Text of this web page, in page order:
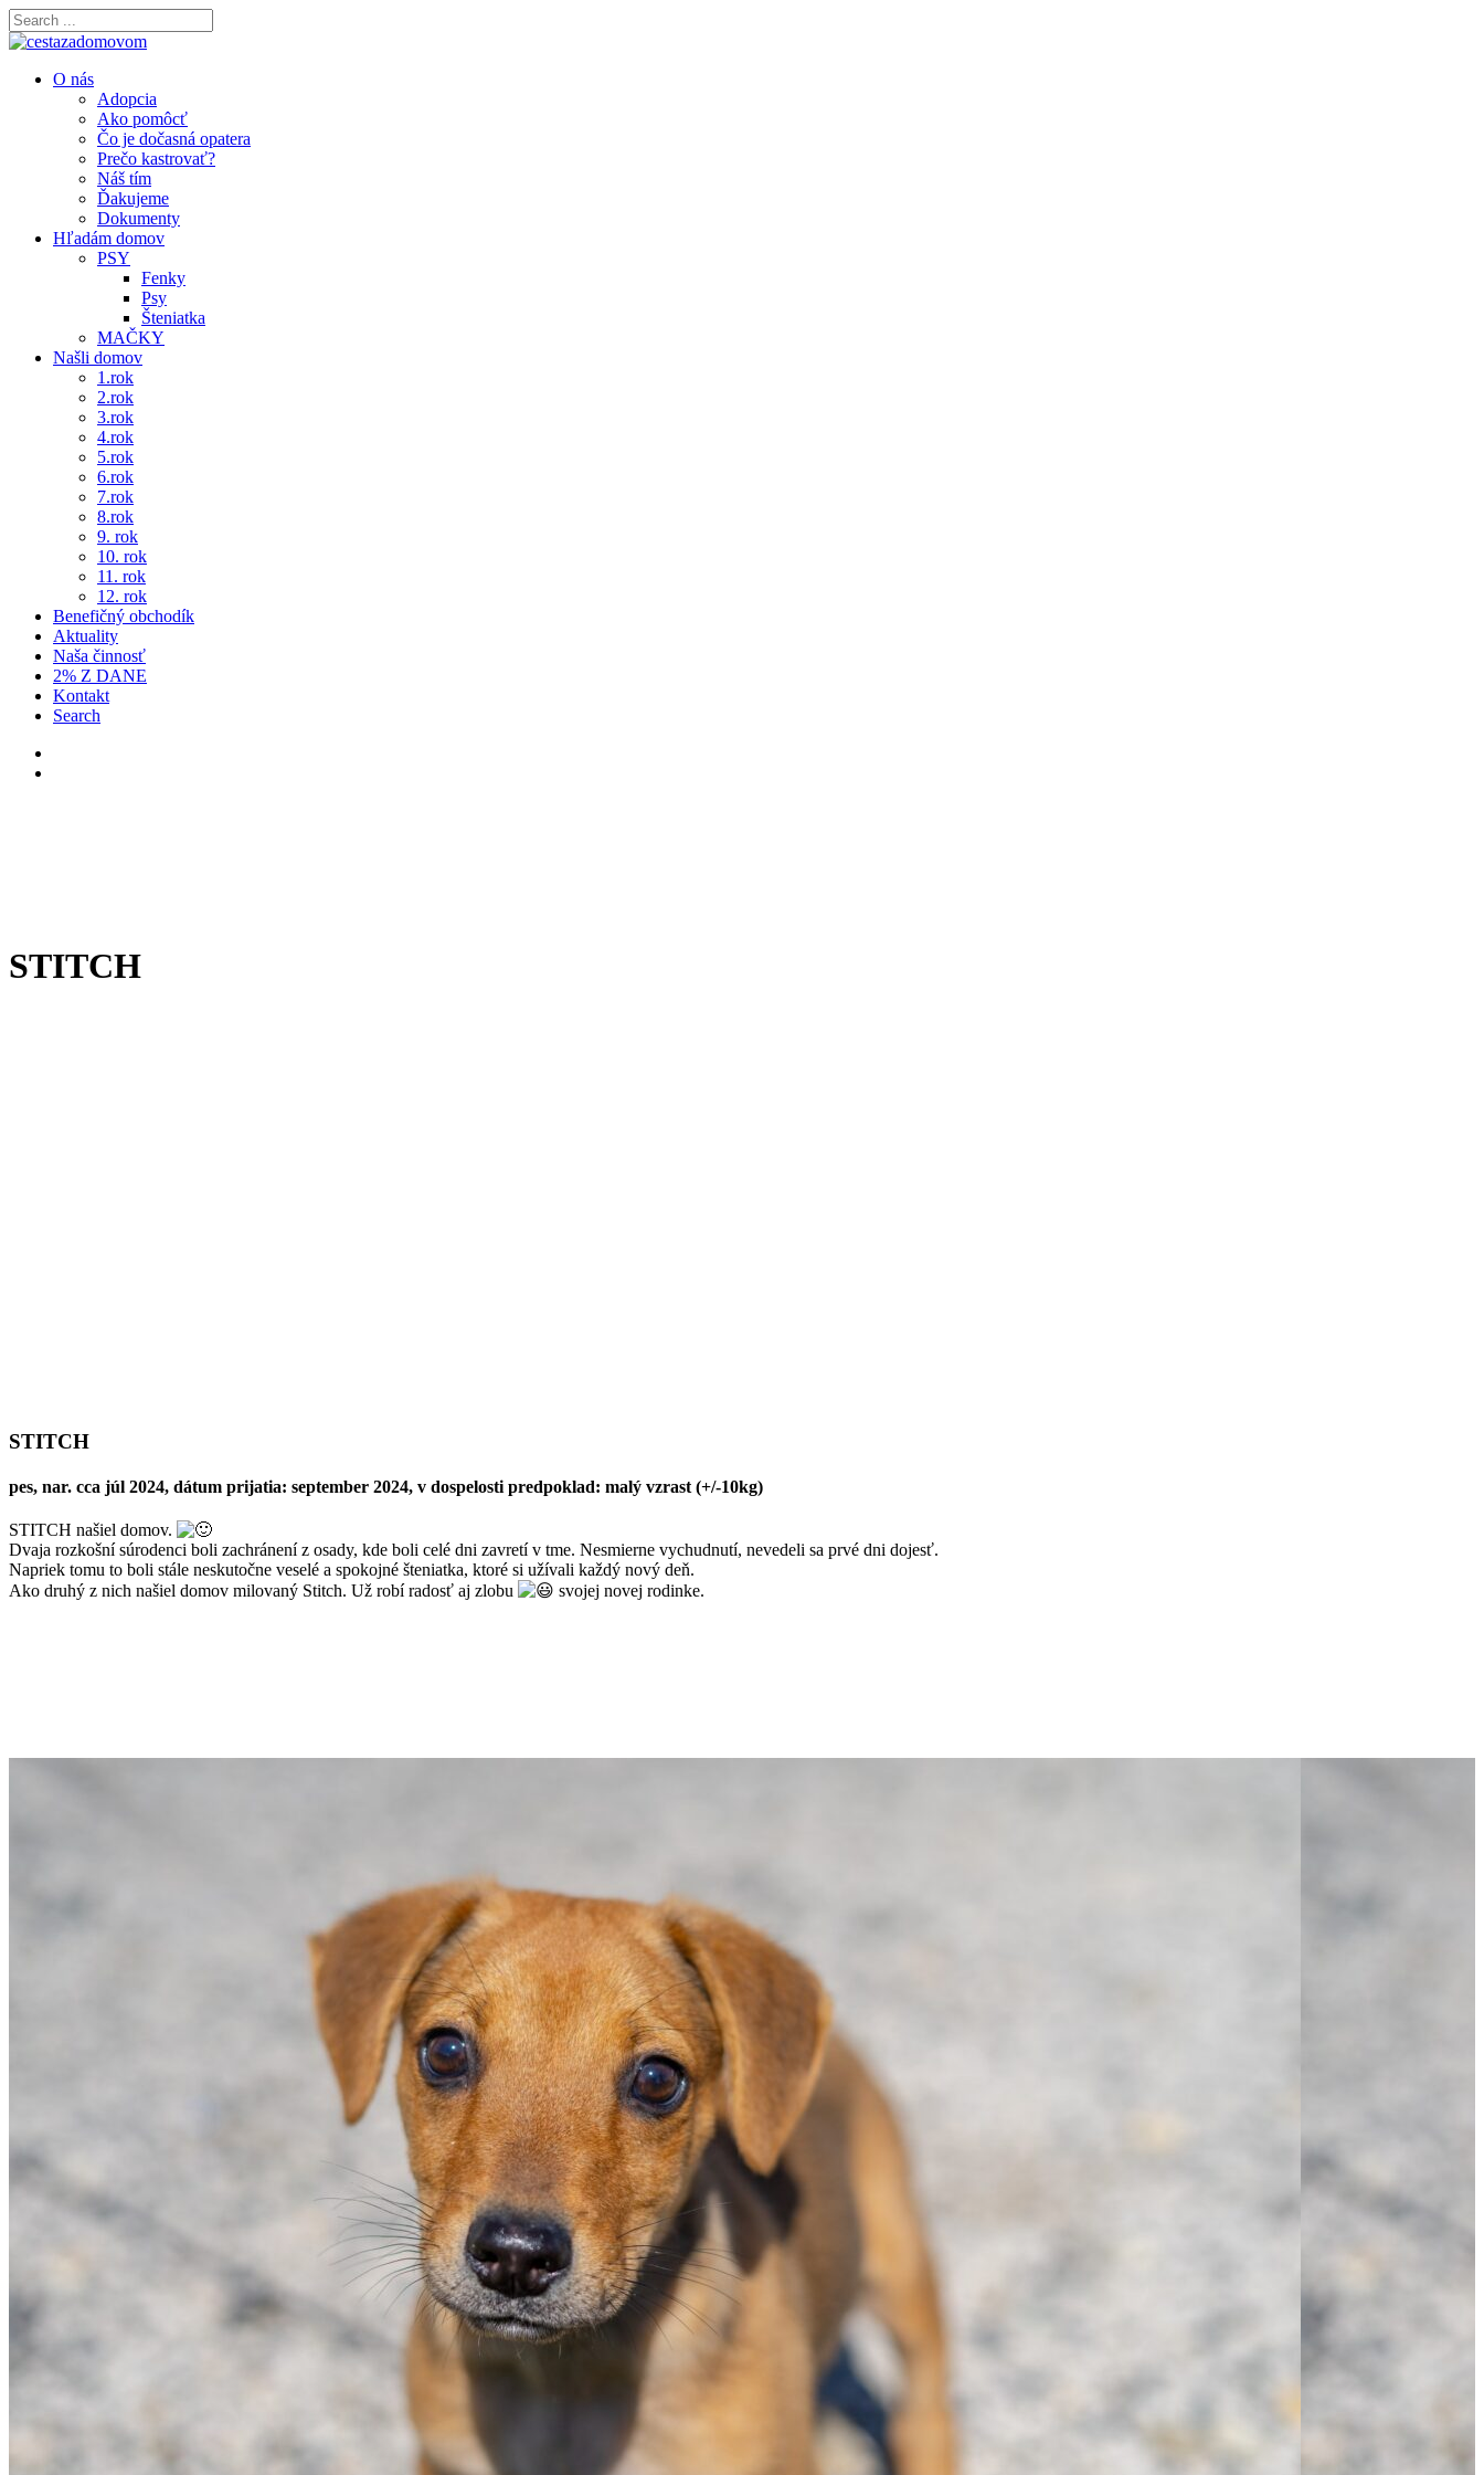
O nás
Adopcia
Ako pomôcť
Čo je dočasná opatera
Prečo kastrovať?
Náš tím
Ďakujeme
Dokumenty
Hľadám domov
PSY
Fenky
Psy
Šteniatka
MAČKY
Našli domov
1.rok
2.rok
3.rok
4.rok
5.rok
6.rok
7.rok
8.rok
9. rok
10. rok
11. rok
12. rok
Benefičný obchodík
Aktuality
Naša činnosť
2% Z DANE
Kontakt
Search
STITCH
STITCH
pes, nar. cca júl 2024, dátum prijatia: september 2024, v dospelosti predpoklad: malý vzrast (+/-10kg)
STITCH našiel domov.
Dvaja rozkošní súrodenci boli zachránení z osady, kde boli celé dni zavretí v tme. Nesmierne vychudnutí, nevedeli sa prvé dni dojesť.
Napriek tomu to boli stále neskutočne veselé a spokojné šteniatka, ktoré si užívali každý nový deň.
Ako druhý z nich našiel domov milovaný Stitch. Už robí radosť aj zlobu
svojej novej rodinke.